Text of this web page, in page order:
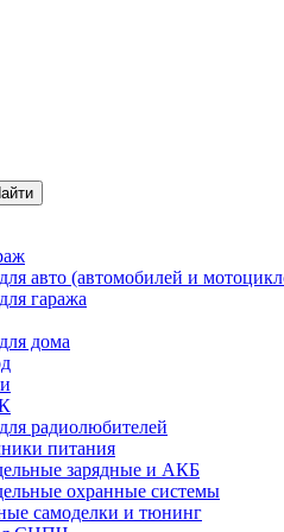
авто (автомобилей и
гаража
дома
радиолюбителей
питания
зарядные и АКБ
охранные системы
самоделки и тюнинг